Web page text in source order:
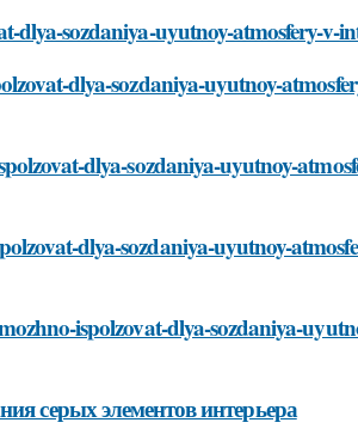
sozdaniya-uyutnoy-atmosfery-v-
dlya-sozdaniya-uyutnoy-
dlya-sozdaniya-uyutnoy-
dlya-sozdaniya-uyutnoy-
ispolzovat-dlya-sozdaniya-
серых элементов интерьера